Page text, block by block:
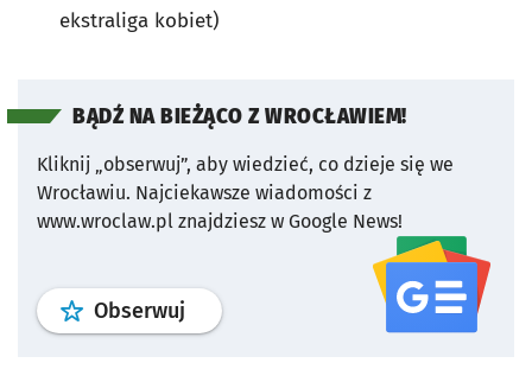
ekstraliga kobiet)
BĄDŹ NA BIEŻĄCO Z WROCŁAWIEM!
Kliknij „obserwuj”, aby wiedzieć, co dzieje się we
Wrocławiu. Najciekawsze wiadomości z
www.wroclaw.pl znajdziesz w Google News!
Obserwuj profil serwisu